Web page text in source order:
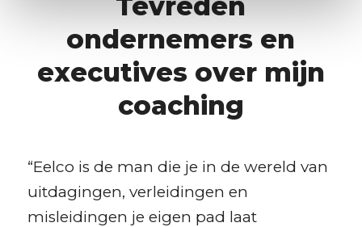
ondernemers en
executives over mijn
coaching
“Eelco is de man die je in de wereld van
uitdagingen, verleidingen en
misleidingen je eigen pad laat